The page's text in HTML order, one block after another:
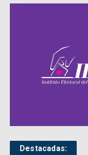
Destacadas: